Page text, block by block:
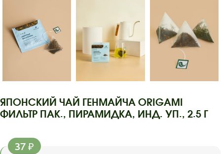
ЯПОНСКИЙ ЧАЙ ГЕНМАЙЧА ORIGAMI
ФИЛЬТР ПАК., ПИРАМИДКА, ИНД. УП., 2.5 Г
37 ₽